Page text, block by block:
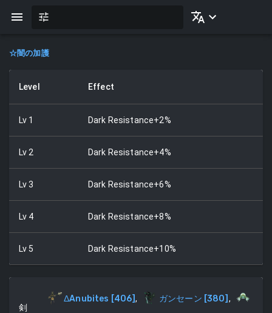
☆闇の加護
Level Effect
Lv 1 Dark Resistance+2%
Lv 2 Dark Resistance+4%
Lv3 Dark Resistance+6%
Lv 4 Dark Resistance+8%
Lv 5 Dark Resistance+10%
剣
ΔAnubites [406], ガンセーン [380] ,